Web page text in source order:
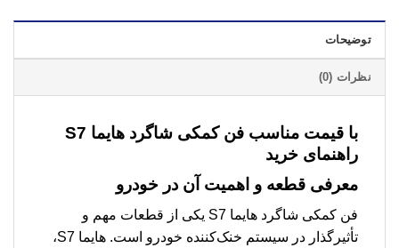
توضیحات
نظرات (0)
با قیمت مناسب فن کمکی شاگرد هایما S7
راهنمای خرید
معرفی قطعه و اهمیت آن در خودرو
فن کمکی شاگرد هایما S7 یکی از قطعات مهم و
تأثیرگذار در سیستم خنک‌کننده خودرو است. هایما S7،